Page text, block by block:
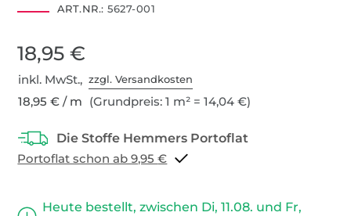
ART.NR.: 5627-001
18,95 €
inkl. MwSt.,zzgl. Versandkosten
18,95 € / m (Grundpreis: 1 m² = 14,04 €)
Portoflat schon ab 9,95 €
Heute bestellt, zwischen Di, 11.08. und Fr,